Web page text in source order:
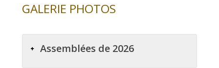
GALERIE PHOTOS
Assemblées de 2026